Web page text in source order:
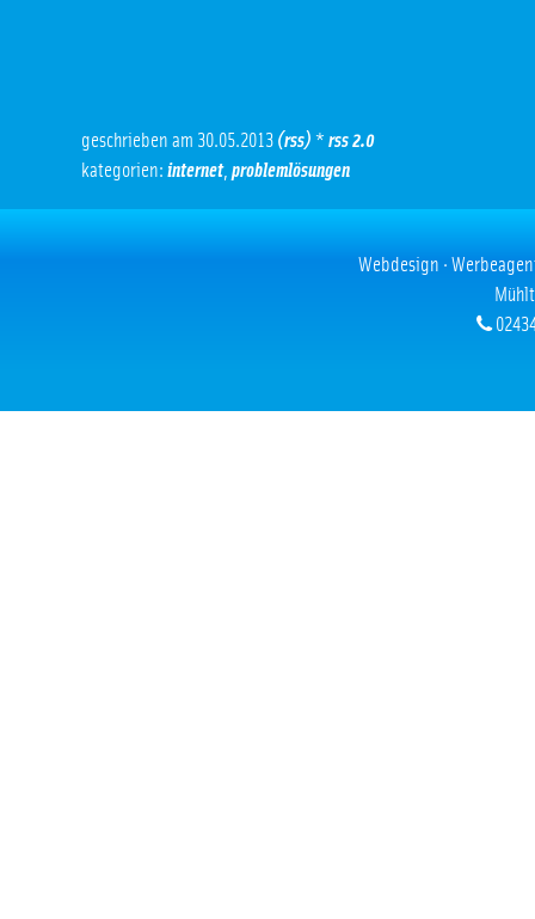
geschrieben am 30.05.2013 (rss) * rss 2.0
kategorien: internet, problemlösungen
Webdesign ·